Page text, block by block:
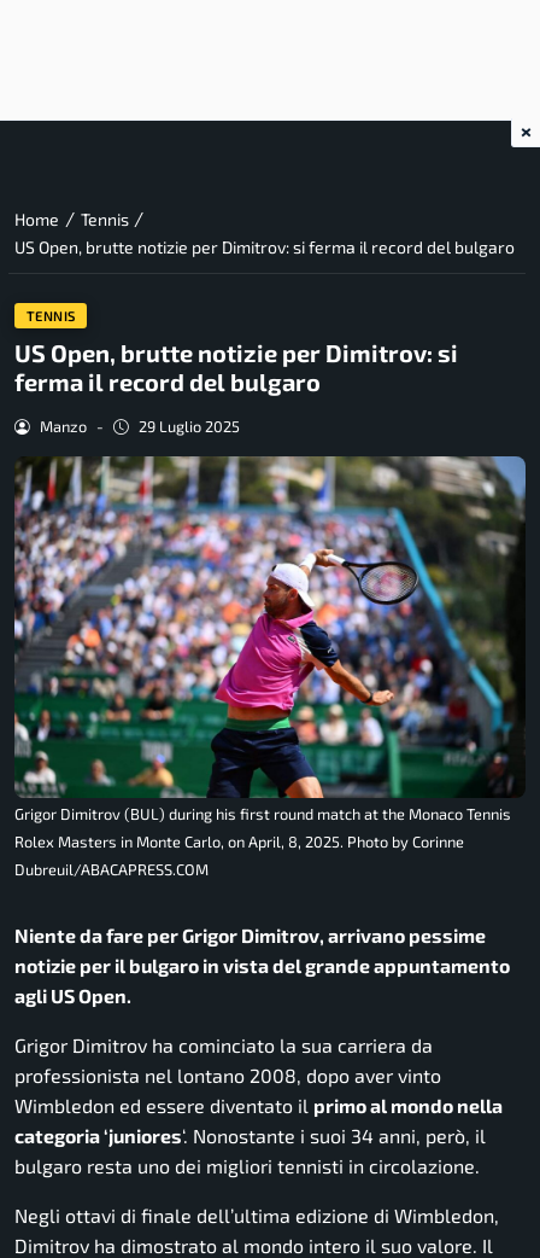
Home / Tennis /
US Open, brutte notizie per Dimitrov: si ferma il record del bulgaro
TENNIS
US Open, brutte notizie per Dimitrov: si
ferma il record del bulgaro
Manzo - 29 Luglio 2025
Grigor Dimitrov (BUL) during his first round match at the Monaco Tennis
Rolex Masters in Monte Carlo, on April, 8, 2025. Photo by Corinne
Dubreuil/ABACAPRESS.COM
Niente da fare per Grigor Dimitrov, arrivano pessime
notizie per il bulgaro in vista del grande appuntamento
agli US Open.
Grigor Dimitrov ha cominciato la sua carriera da
professionista nel lontano 2008, dopo aver vinto
Wimbledon ed essere diventato il primo al mondo nella
categoria ‘juniores‘. Nonostante i suoi 34 anni, però, il
bulgaro resta uno dei migliori tennisti in circolazione.
Negli ottavi di finale dell’ultima edizione di Wimbledon,
Dimitrov ha dimostrato al mondo intero il suo valore. Il
×